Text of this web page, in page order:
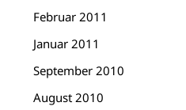
Februar 2011
Januar 2011
September 2010
August 2010